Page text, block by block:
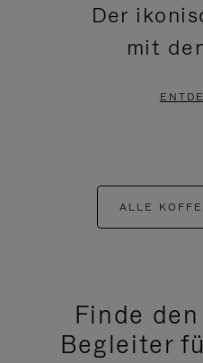
Der
mit
ALLE
Finde
Begleiter